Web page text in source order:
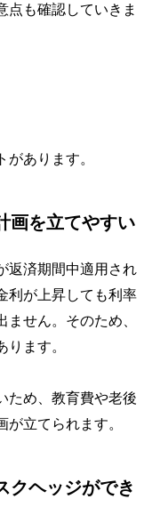
点も確認していきま
あります。
画を立てやすい
返済期間中適用され
利が上昇しても利率
せん。そのため、
ります。
ため、教育費や老後
立てられます。
クヘッジができ